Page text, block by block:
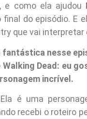
e como ela ajudou
final do episódio. E
que vai interpretar
nesse
Walking Dead: eu
incrível.
Ela é uma
recebi o roteiro